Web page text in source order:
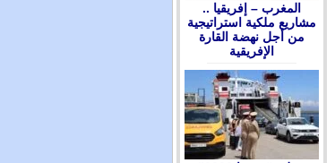
المغرب – إفريقيا ..
مشاريع ملكية استراتيجية
من أجل نهضة القارة
الإفريقية